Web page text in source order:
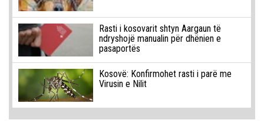
Rasti i kosovarit shtyn Aargaun të
ndryshojë manualin për dhënien e
pasaportës
Kosovë: Konfirmohet rasti i parë me
Virusin e Nilit